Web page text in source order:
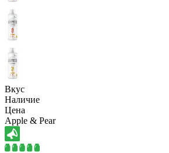
Вкус
Наличие
Цена
Apple & Pear